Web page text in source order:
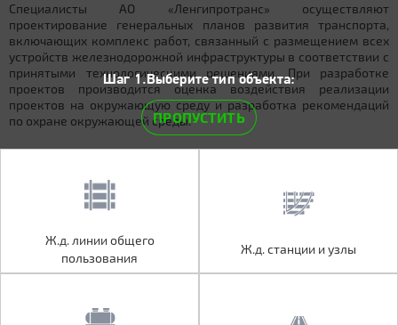
Специалисты АО «Ленгипротранс» осуществляют
проектирование генеральных планов развития транспорта,
включающих комплекс работ, связанный с размещением всех
устройств железнодорожной инфраструктуры в соответствии с
принятыми технологическими решениями. При разработке
проектов производится оценка воздействия реализации
проектов на окружающую среду и разработка рекомендаций
по охране окружающей среды.
Ж.д. линии общего
пользования
Шаг 1.Выберите тип объекта:
ПРОПУСТИТЬ
Ж.д. линии общего
пользования
Ж.д. станции и узлы